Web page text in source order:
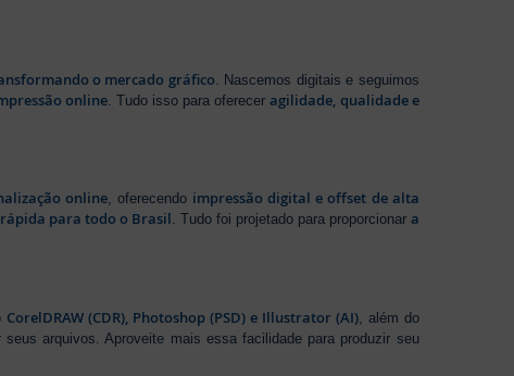
o mercado gráfico . Nascemos digitais e seguimos
online. Tudo isso para ofereceragilidade, qualidade e
online, oferecendo impressão digital e offset de alta
para todo o Brasil. Tudo foi projetado para proporcionar a
CorelDRAW (CDR), Photoshop (PSD) e Illustrator (AI), além do
arquivos. Aproveite mais essa facilidade para produzir seu